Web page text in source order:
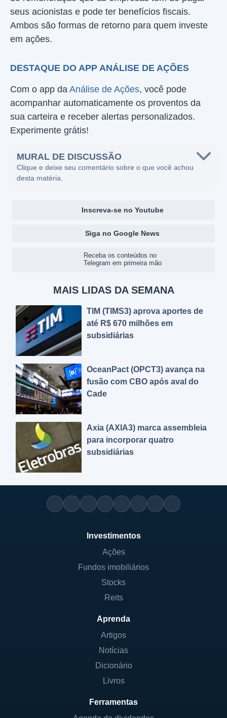
seus acionistas e pode ter benefícios fiscais.
Ambos são formas de retorno para quem investe
em ações.
DESTAQUE DO APP ANÁLISE DE AÇÕES
Com o app da Análise de Ações, você pode
acompanhar automaticamente os proventos da
sua carteira e receber alertas personalizados.
Experimente grátis!
MURAL DE DISCUSSÃO
Clique e deixe seu comentário sobre o que você achou
desta matéria.
Inscreva-se no Youtube
Siga no Google News
Receba os conteúdos no
Telegram em primeira mão
MAIS LIDAS DA SEMANA
TIM (TIMS3) aprova aportes de
até R$ 670 milhões em
subsidiárias
OceanPact (OPCT3) avança na
fusão com CBO após aval do
Cade
Axia (AXIA3) marca assembleia
para incorporar quatro
subsidiárias
Investimentos
Ações
Fundos imobiliários
Stocks
Reits
Aprenda
Artigos
Notícias
Dicionário
Livros
Ferramentas